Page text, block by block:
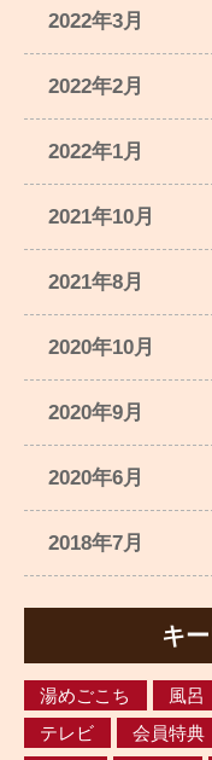
2022年3月
2022年2月
2022年1月
2021年10月
2021年8月
2020年10月
2020年9月
2020年6月
2018年7月
キ
湯めごこち 風呂
テレビ
会員特典